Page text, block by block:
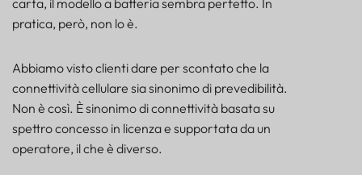
carta, il modello a batteria sembra perfetto. In
pratica, però, non lo è.
Abbiamo visto clienti dare per scontato che la
connettività cellulare sia sinonimo di prevedibilità.
Non è così. È sinonimo di connettività basata su
spettro concesso in licenza e supportata da un
operatore, il che è diverso.